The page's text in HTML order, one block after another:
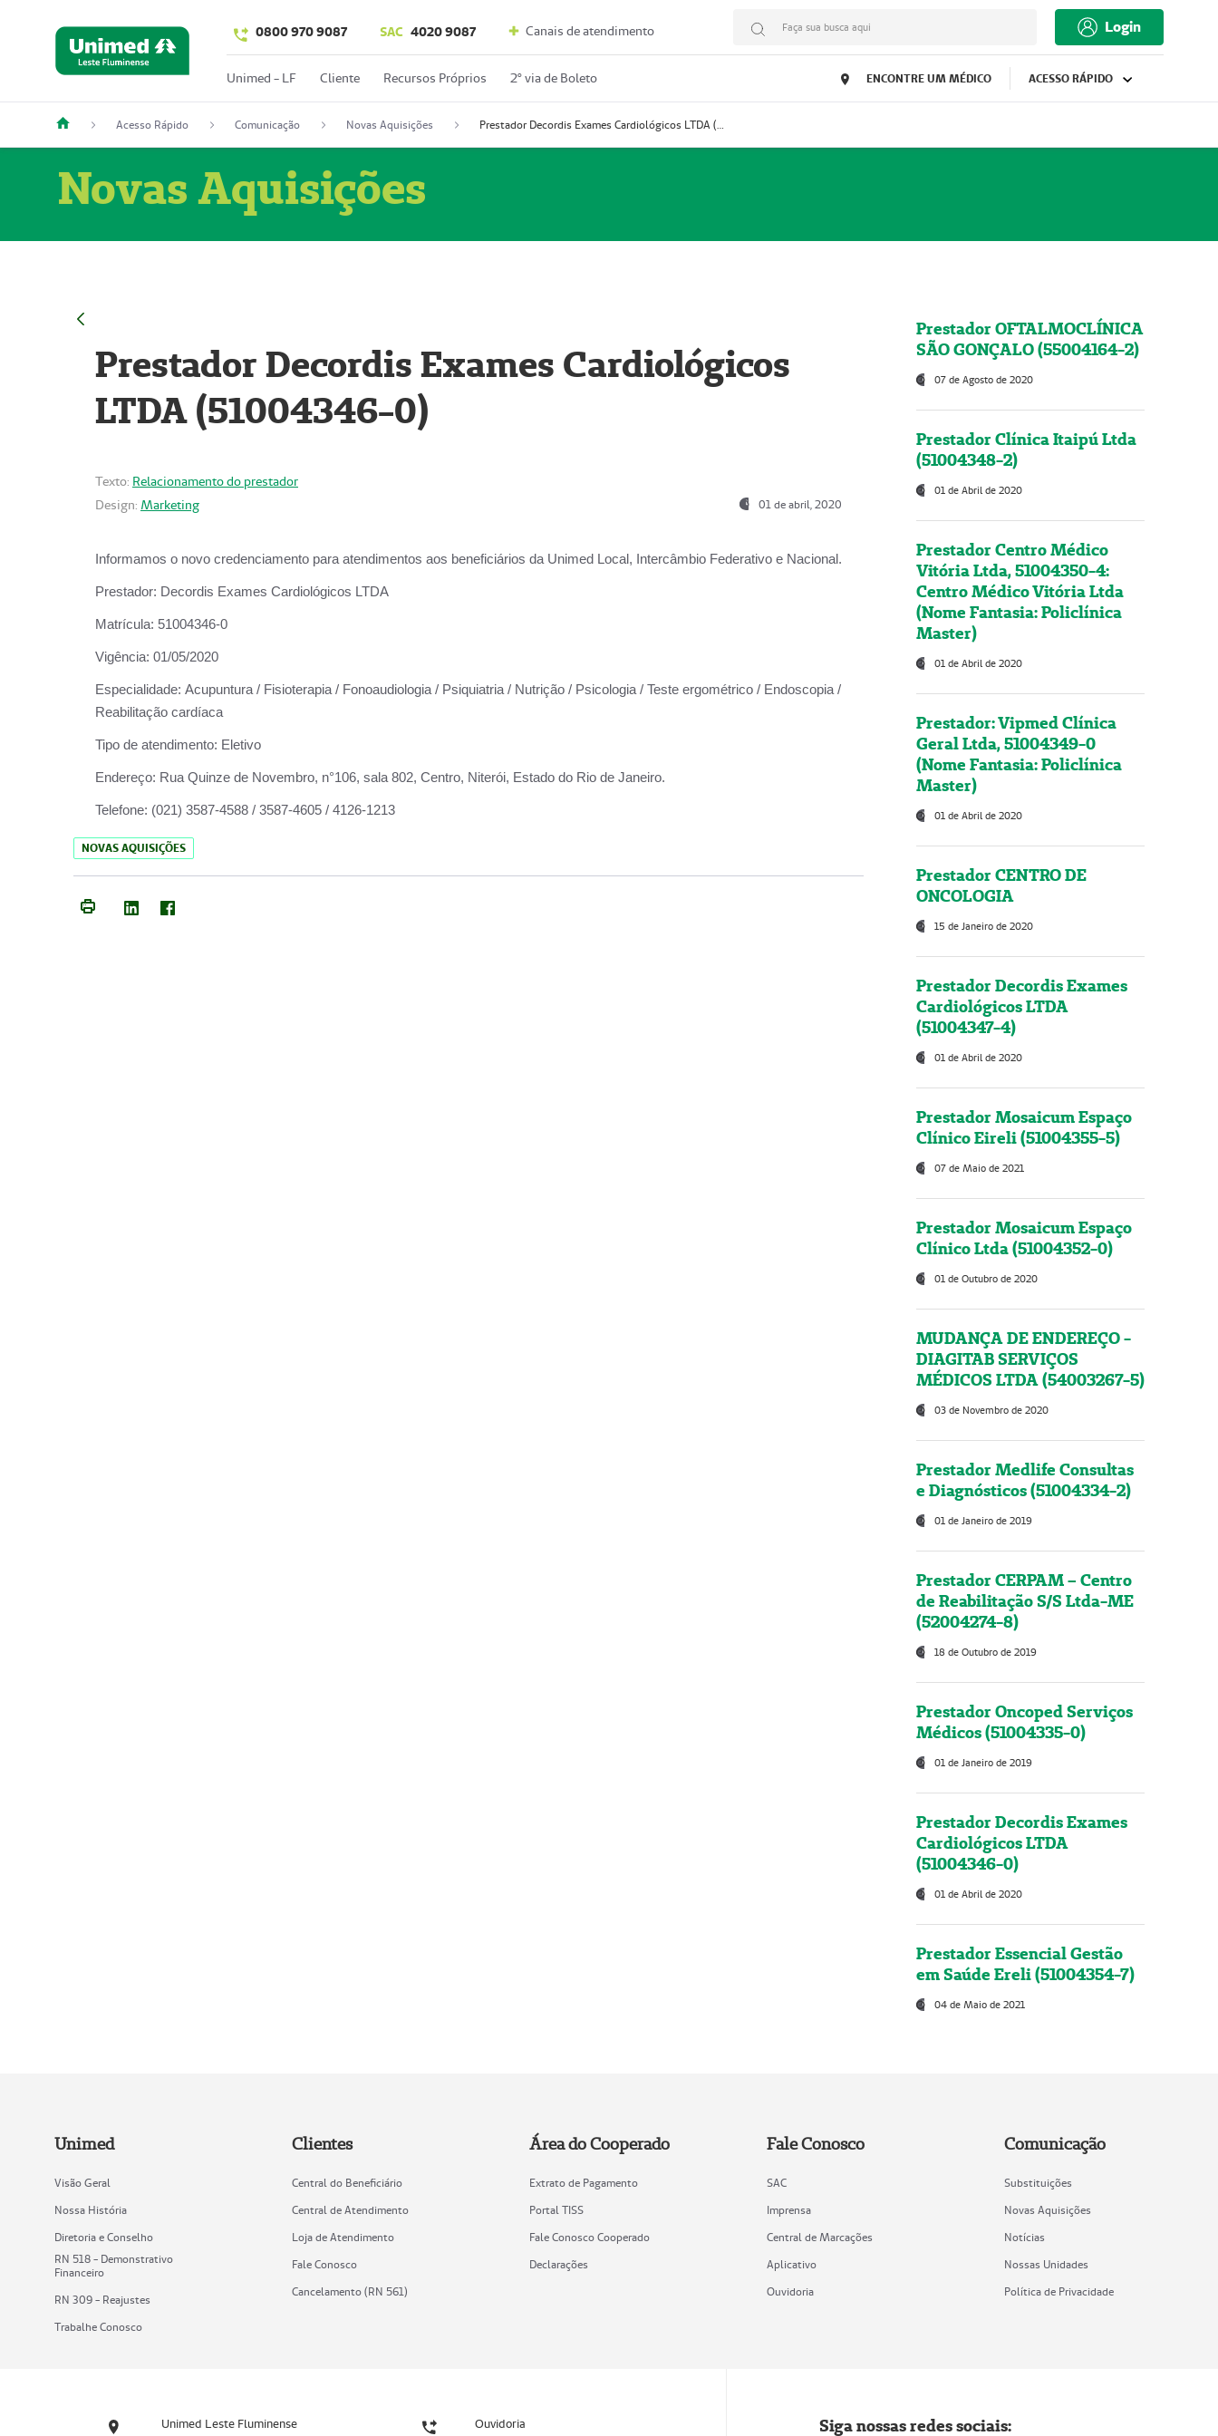
0800 970 9087 SAC 4020 9087 Canais de atendimento Faça sua busca aqui Login
Unimed - LF Cliente Recursos Próprios 2º via de Boleto ENCONTRE UM MÉDICO ACESSO RÁPIDO
Acesso Rápido Comunicação Novas Aquisições Prestador Decordis Exames Cardiológicos LTDA (51004346-0)
Novas Aquisições
Prestador Decordis Exames Cardiológicos
LTDA (51004346-0)
Texto: Relacionamento do prestador
Design: Marketing 01 de abril, 2020
Informamos o novo credenciamento para atendimentos aos beneficiários da Unimed Local, Intercâmbio Federativo e Nacional.
Prestador: Decordis Exames Cardiológicos LTDA
Matrícula: 51004346-0
Vigência: 01/05/2020
Especialidade: Acupuntura / Fisioterapia / Fonoaudiologia / Psiquiatria / Nutrição / Psicologia / Teste ergométrico / Endoscopia /
Reabilitação cardíaca
Tipo de atendimento: Eletivo
Endereço: Rua Quinze de Novembro, n°106, sala 802, Centro, Niterói, Estado do Rio de Janeiro.
Telefone: (021) 3587-4588 / 3587-4605 / 4126-1213
NOVAS AQUISIÇÕES
Prestador OFTALMOCLÍNICA
SÃO GONÇALO (55004164-2)
07 de Agosto de 2020
Prestador Clínica Itaipú Ltda
(51004348-2)
01 de Abril de 2020
Prestador Centro Médico
Vitória Ltda, 51004350-4:
Centro Médico Vitória Ltda
(Nome Fantasia: Policlínica
Master)
01 de Abril de 2020
Prestador: Vipmed Clínica
Geral Ltda, 51004349-0
(Nome Fantasia: Policlínica
Master)
01 de Abril de 2020
Prestador CENTRO DE
ONCOLOGIA
15 de Janeiro de 2020
Prestador Decordis Exames
Cardiológicos LTDA
(51004347-4)
01 de Abril de 2020
Prestador Mosaicum Espaço
Clínico Eireli (51004355-5)
07 de Maio de 2021
Prestador Mosaicum Espaço
Clínico Ltda (51004352-0)
01 de Outubro de 2020
MUDANÇA DE ENDEREÇO -
DIAGITAB SERVIÇOS
MÉDICOS LTDA (54003267-5)
03 de Novembro de 2020
Prestador Medlife Consultas
e Diagnósticos (51004334-2)
01 de Janeiro de 2019
Prestador CERPAM – Centro
de Reabilitação S/S Ltda-ME
(52004274-8)
18 de Outubro de 2019
Prestador Oncoped Serviços
Médicos (51004335-0)
01 de Janeiro de 2019
Prestador Decordis Exames
Cardiológicos LTDA
(51004346-0)
01 de Abril de 2020
Prestador Essencial Gestão
em Saúde Ereli (51004354-7)
04 de Maio de 2021
Unimed
Visão Geral
Nossa História
Diretoria e Conselho
RN 518 - Demonstrativo
Financeiro
RN 309 - Reajustes
Trabalhe Conosco
Clientes
Central do Beneficiário
Central de Atendimento
Loja de Atendimento
Fale Conosco
Cancelamento (RN 561)
Área do Cooperado
Extrato de Pagamento
Portal TISS
Fale Conosco Cooperado
Declarações
Fale Conosco
SAC
Imprensa
Central de Marcações
Aplicativo
Ouvidoria
Comunicação
Substituições
Novas Aquisições
Notícias
Nossas Unidades
Política de Privacidade
Unimed Leste Fluminense Ouvidoria Siga nossas redes sociais: